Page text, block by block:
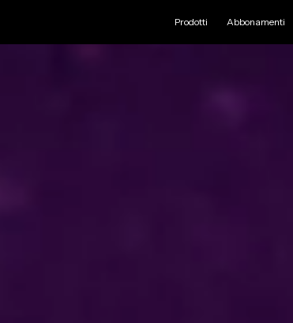
Prodotti Abbonamenti